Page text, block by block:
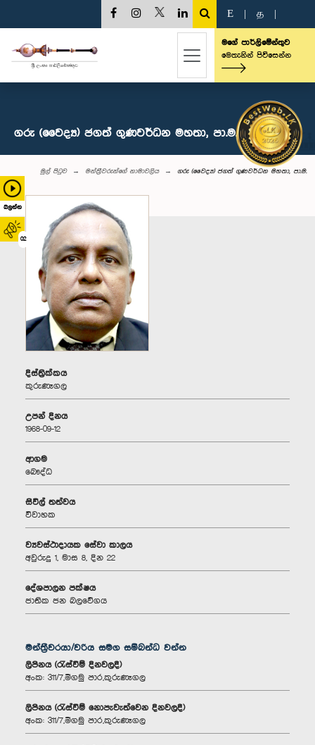
බලන්න
02
E த
මගේ පාර්ලිමේන්තුව
මෙතැනින් පිවිසෙන්න
ගරු (වෛද්‍ය) ජගත් ගුණවර්ධන මහතා, පා.ම.
මුල් පිටුව මන්ත්‍රීවරුන්‌ගේ නාමාවලිය ගරු (වෛද්‍ය) ජගත් ගුණවර්ධන මහතා, පා.ම.
දිස්ත්‍රික්කය
කුරුණෑගල
උපන් දිනය
1968-09-12
ආගම
බෞද්ධ
සිවිල් තත්වය
විවාහක
ව්‍යවස්ථාදායක සේවා කාලය
අවුරුදු 1, මාස 8, දින 22
දේශපාලන පක්ෂය
ජාතික ජන බලවේගය
මන්ත්‍රීවරයා/වරිය සමග සම්බන්ධ වන්න
ලිපිනය (රැස්වීම් දිනවලදී)
අංක: 311/7,මීගමු පාර,කුරුණෑගල
ලිපිනය (රැස්වීම් නොපැවැත්වෙන දිනවලදී)
අංක: 311/7,මීගමු පාර,කුරුණෑගල